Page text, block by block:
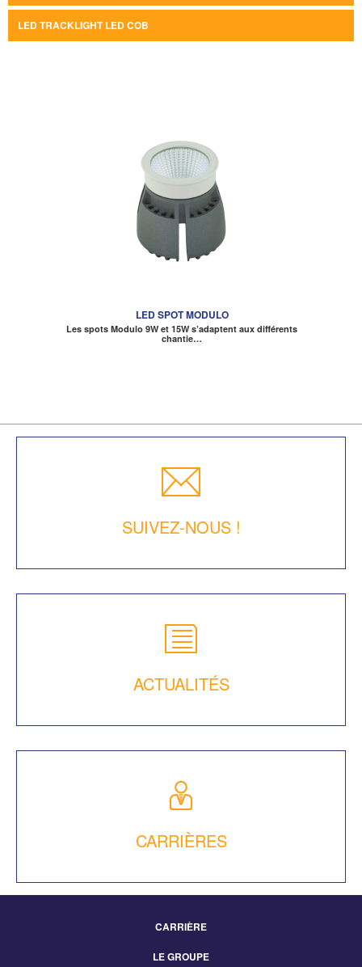
LED TRACKLIGHT LED COB
LED SPOT MODULO
Les spots Modulo 9W et 15W s’adaptent aux différents
chantie…
SUIVEZ-NOUS !
ACTUALITÉS
CARRIÈRES
CARRIÈRE
LE GROUPE